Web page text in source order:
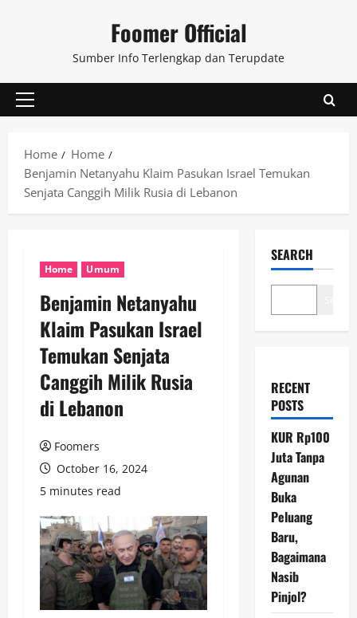
Foomer Official
Sumber Info Terlengkap dan Terupdate
Primary
Home
Home
Benjamin Netanyahu Klaim Pasukan Israel Temukan
Senjata Canggih Milik Rusia di Lebanon
Home Umum
Benjamin Netanyahu
Klaim Pasukan Israel
Temukan Senjata
Canggih Milik Rusia
di Lebanon
Foomers
October 16, 2024
5 minutes read
SEARCH
RECENT
POSTS
KUR Rp100
Juta Tanpa
Agunan
Buka
Peluang
Baru,
Bagaimana
Nasib
Pinjol?